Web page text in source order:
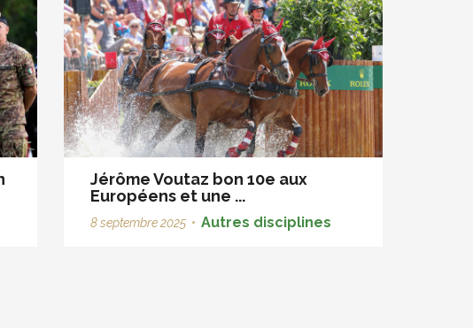
Jérôme Voutaz bon 10e aux
Européens et une ...
8 septembre 2025 • Autres disciplines